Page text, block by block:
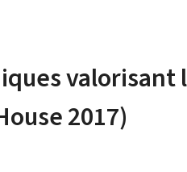
valorisant
2017)